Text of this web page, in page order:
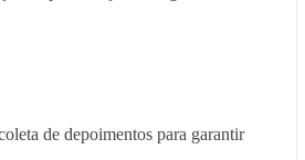
de depoimentos para garantir